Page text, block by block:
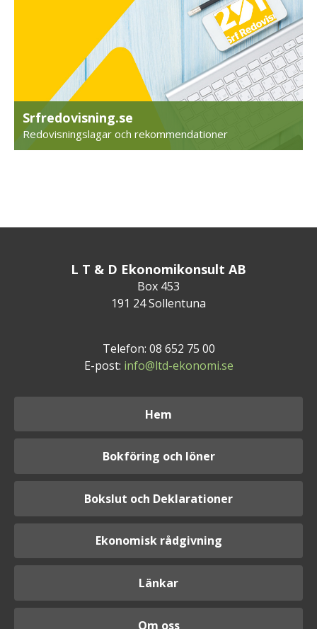
Srfredovisning.se
Redovisningslagar och rekommendationer
L T & D Ekonomikonsult AB
Box 453
191 24 Sollentuna
Telefon: 08 652 75 00
E-post: info@ltd-ekonomi.se
Hem
Bokföring och löner
Bokslut och Deklarationer
Ekonomisk rådgivning
Länkar
Om oss